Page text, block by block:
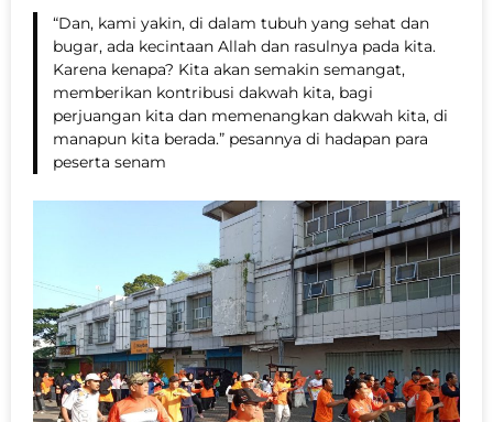
“Dan, kami yakin, di dalam tubuh yang sehat dan
bugar, ada kecintaan Allah dan rasulnya pada kita.
Karena kenapa? Kita akan semakin semangat,
memberikan kontribusi dakwah kita, bagi
perjuangan kita dan memenangkan dakwah kita, di
manapun kita berada.” pesannya di hadapan para
peserta senam